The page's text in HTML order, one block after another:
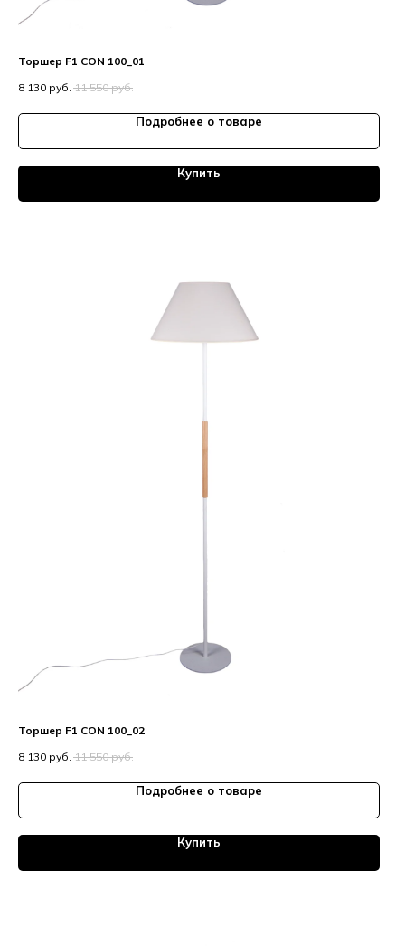
Торшер F1 CON 100_01
8 130 руб. 11 550 руб.
Подробнее о товаре
Купить
Торшер F1 CON 100_02
8 130 руб. 11 550 руб.
Подробнее о товаре
Купить